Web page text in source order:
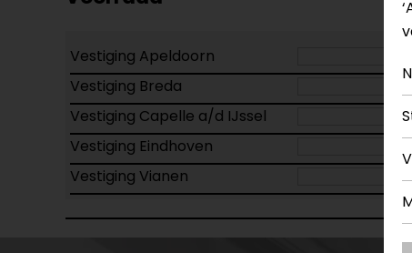
Vestiging Apeldoorn
Vestiging Breda
Vestiging Capelle a/d IJssel
Vestiging Eindhoven
Vestiging Vianen